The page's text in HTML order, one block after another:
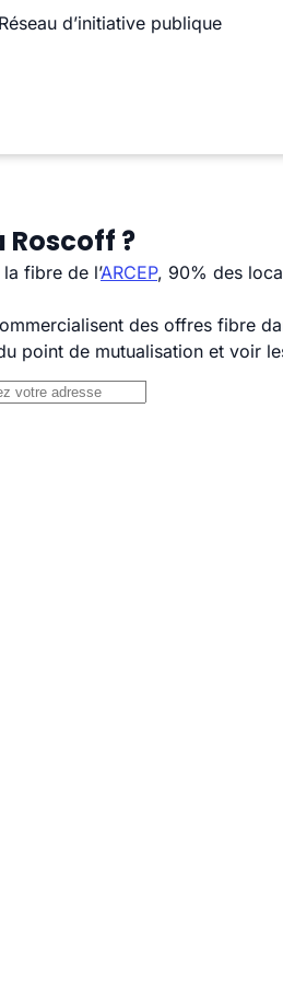
Réseau d’initiative publique
?
fibre de l’ARCEP, 90% des
des offres fibre
point de mutualisation et voir